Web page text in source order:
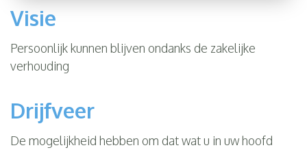
Visie
Persoonlijk kunnen blijven ondanks de zakelijke
verhouding
Drijfveer
De mogelijkheid hebben om dat wat u in uw hoofd